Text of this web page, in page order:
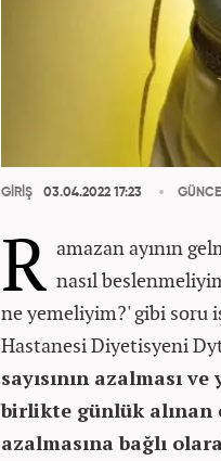
GİRİŞ 03.04.2022 17:23
R amazan ayının
nasıl
ne yemeliyim?' gibi soru
Hastanesi Diyetisyeni
sayısının azalması
birlikte günlük alınan
azalmasına bağlı